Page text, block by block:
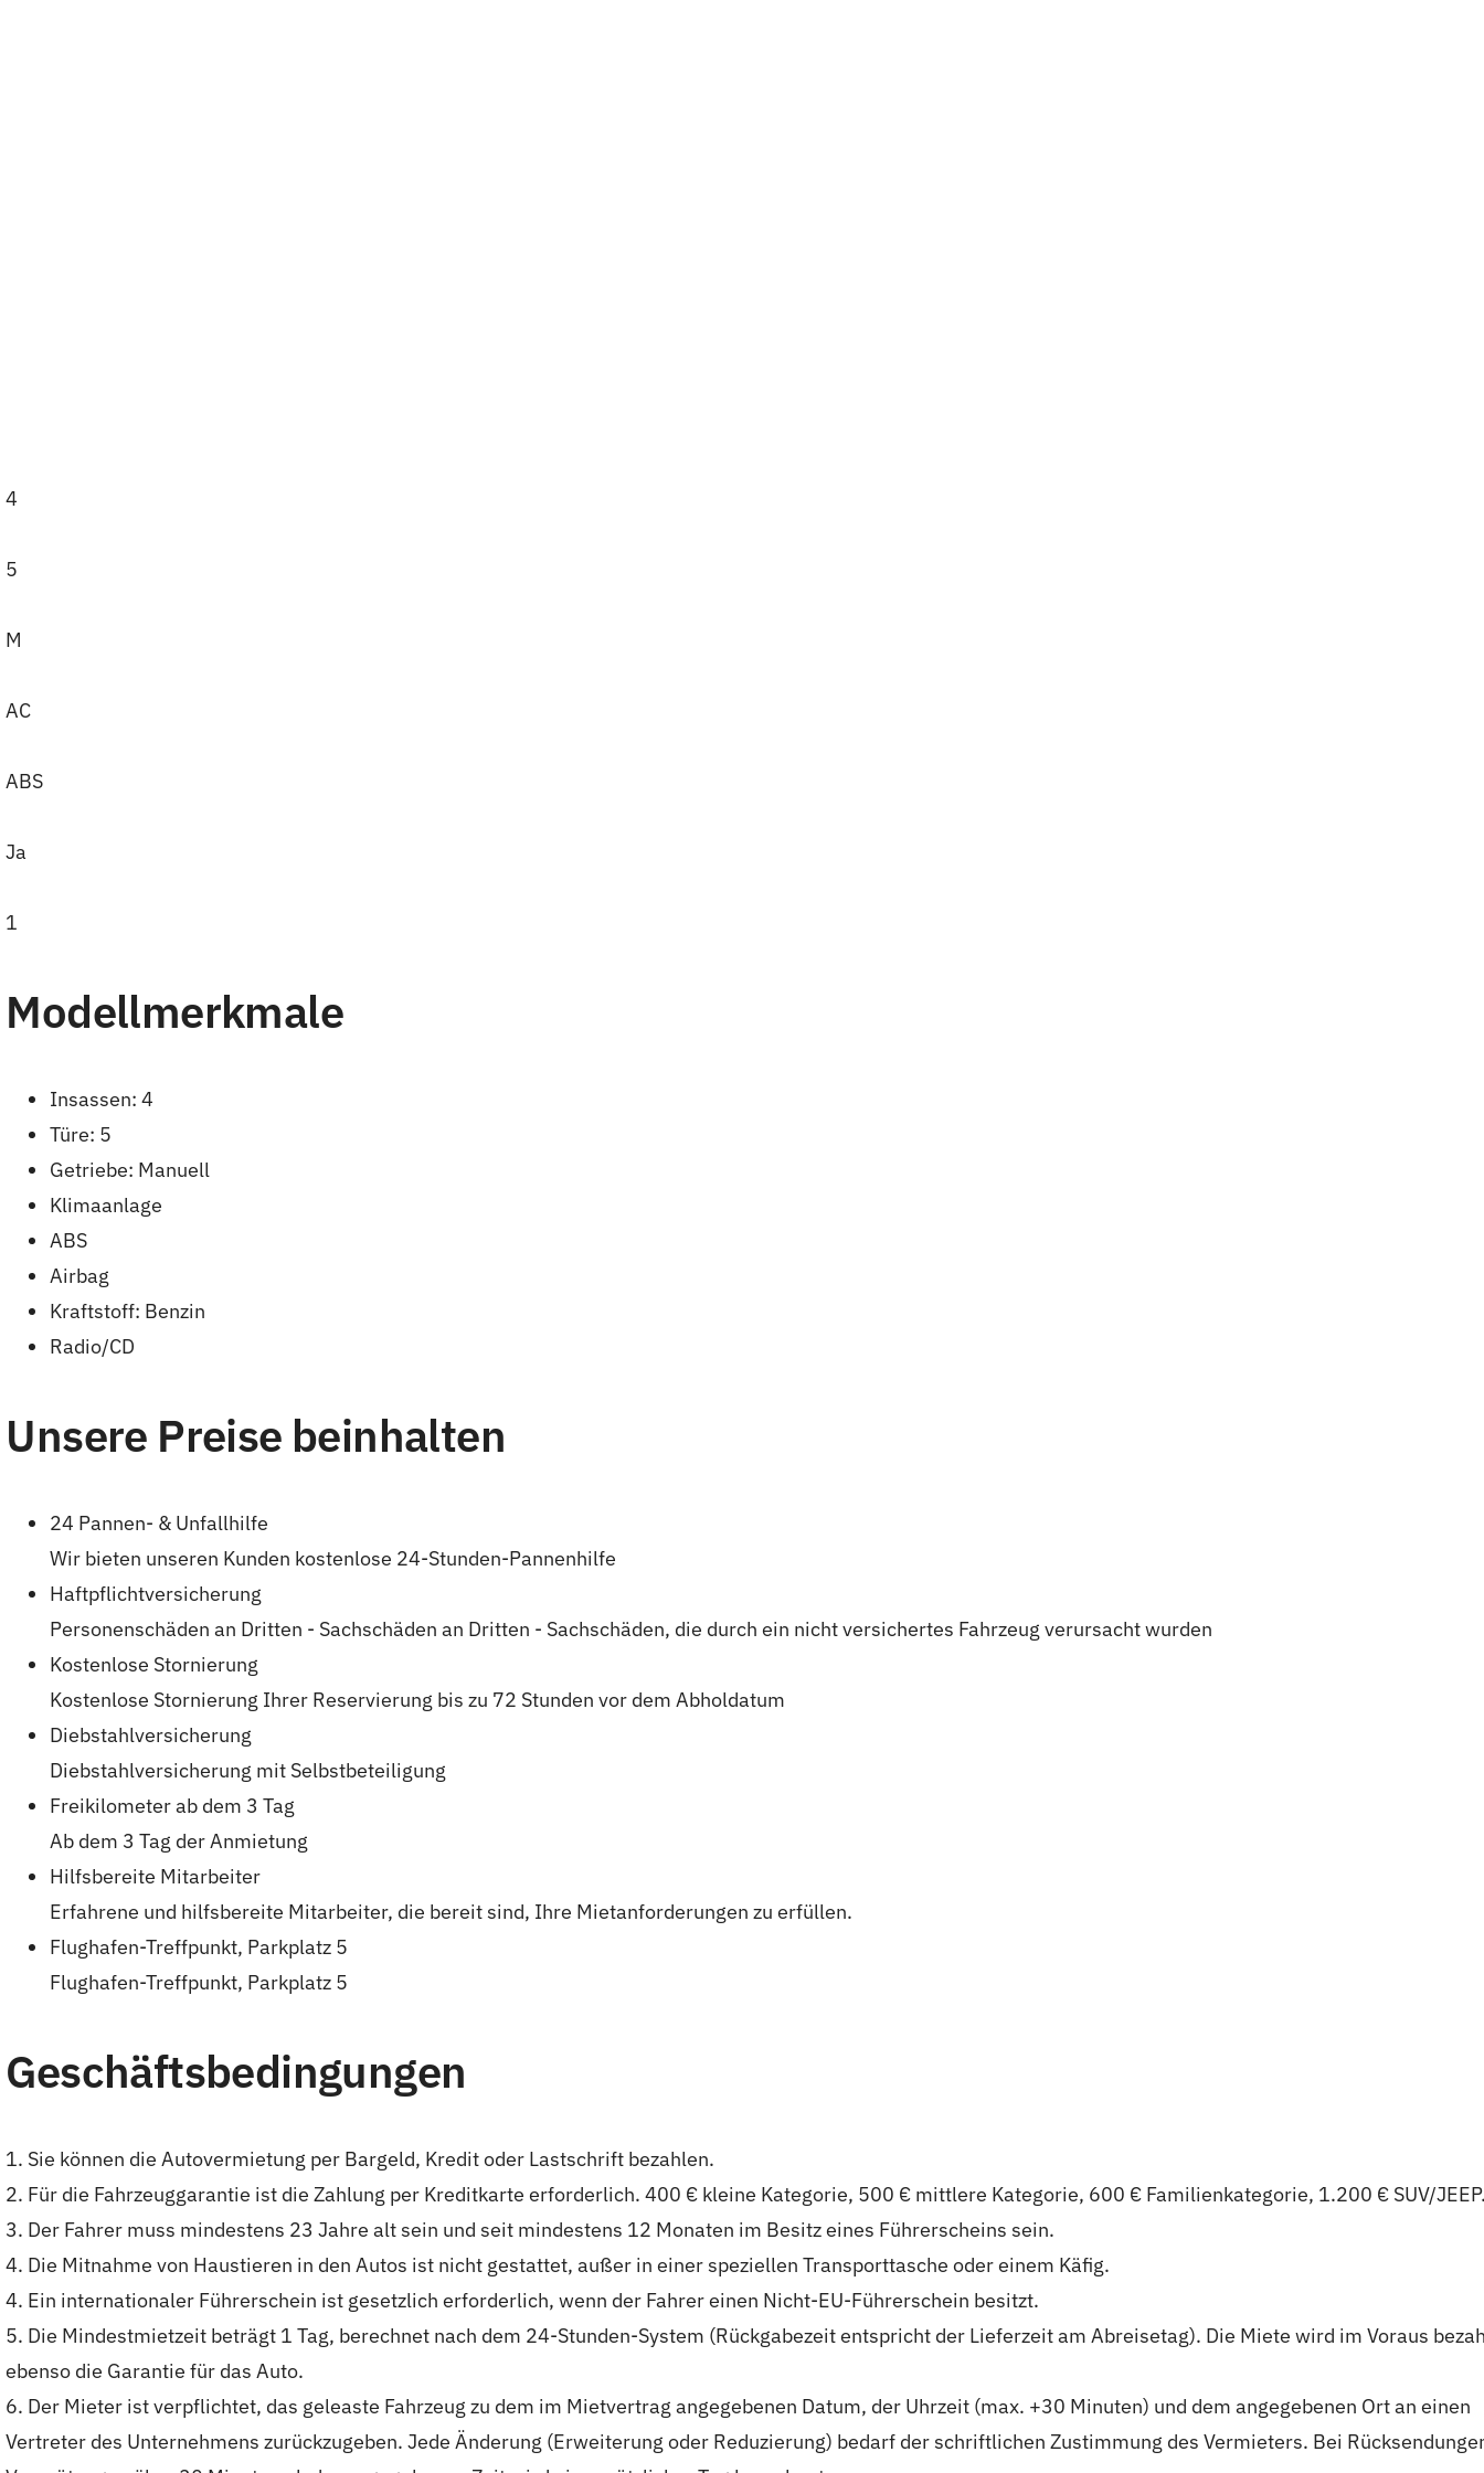
4
5
M
AC
ABS
Ja
1
Modellmerkmale
Insassen: 4
Türe: 5
Getriebe: Manuell
Klimaanlage
ABS
Airbag
Kraftstoff: Benzin
Radio/CD
Unsere Preise beinhalten
24 Pannen- & Unfallhilfe
Wir bieten unseren Kunden kostenlose 24-Stunden-Pannenhilfe
Haftpflichtversicherung
Personenschäden an Dritten - Sachschäden an Dritten - Sachschäden, die durch ein nicht versichertes Fahrzeug verursacht wurden
Kostenlose Stornierung
Kostenlose Stornierung Ihrer Reservierung bis zu 72 Stunden vor dem Abholdatum
Diebstahlversicherung
Diebstahlversicherung mit Selbstbeteiligung
Freikilometer ab dem 3 Tag
Ab dem 3 Tag der Anmietung
Hilfsbereite Mitarbeiter
Erfahrene und hilfsbereite Mitarbeiter, die bereit sind, Ihre Mietanforderungen zu erfüllen.
Flughafen-Treffpunkt, Parkplatz 5
Flughafen-Treffpunkt, Parkplatz 5
Geschäftsbedingungen
1. Sie können die Autovermietung per Bargeld, Kredit oder Lastschrift bezahlen.
2. Für die Fahrzeuggarantie ist die Zahlung per Kreditkarte erforderlich. 400 € kleine Kategorie, 500 € mittlere Kategorie, 600 € Familienkategorie, 1.200 € SUV/
3. Der Fahrer muss mindestens 23 Jahre alt sein und seit mindestens 12 Monaten im Besitz eines Führerscheins sein.
4. Die Mitnahme von Haustieren in den Autos ist nicht gestattet, außer in einer speziellen Transporttasche oder einem Käfig.
4. Ein internationaler Führerschein ist gesetzlich erforderlich, wenn der Fahrer einen Nicht-EU-Führerschein besitzt.
5. Die Mindestmietzeit beträgt 1 Tag, berechnet nach dem 24-Stunden-System (Rückgabezeit entspricht der Lieferzeit am Abreisetag). Die Miete wird im Voraus
ebenso die Garantie für das Auto.
6. Der Mieter ist verpflichtet, das geleaste Fahrzeug zu dem im Mietvertrag angegebenen Datum, der Uhrzeit (max. +30 Minuten) und dem angegebenen Ort an einen
Vertreter des Unternehmens zurückzugeben. Jede Änderung (Erweiterung oder Reduzierung) bedarf der schriftlichen Zustimmung des Vermieters. Bei